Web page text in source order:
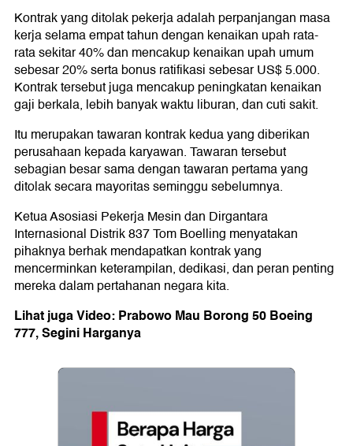
Kontrak yang ditolak pekerja adalah perpanjangan masa
kerja selama empat tahun dengan kenaikan upah rata-
rata sekitar 40% dan mencakup kenaikan upah umum
sebesar 20% serta bonus ratifikasi sebesar US$ 5.000.
Kontrak tersebut juga mencakup peningkatan kenaikan
gaji berkala, lebih banyak waktu liburan, dan cuti sakit.
Itu merupakan tawaran kontrak kedua yang diberikan
perusahaan kepada karyawan. Tawaran tersebut
sebagian besar sama dengan tawaran pertama yang
ditolak secara mayoritas seminggu sebelumnya.
Ketua Asosiasi Pekerja Mesin dan Dirgantara
Internasional Distrik 837 Tom Boelling menyatakan
pihaknya berhak mendapatkan kontrak yang
mencerminkan keterampilan, dedikasi, dan peran penting
mereka dalam pertahanan negara kita.
Lihat juga Video: Prabowo Mau Borong 50 Boeing
777, Segini Harganya